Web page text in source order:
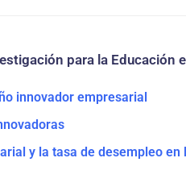
para la Educación
innovador empresarial
y la tasa de desempleo en